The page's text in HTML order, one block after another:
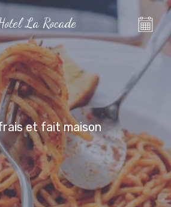
La Rocade
et fait maison